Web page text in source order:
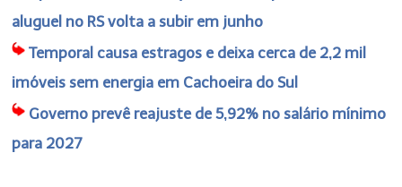
aluguel no RS volta a subir em junho
Temporal causa estragos e deixa cerca de 2,2 mil
imóveis sem energia em Cachoeira do Sul
Governo prevê reajuste de 5,92% no salário mínimo
para 2027